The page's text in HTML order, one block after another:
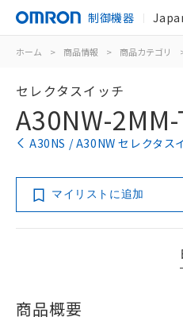
制御機器
ホーム > 商品情報 > 商品カテゴリ
セレクタスイッチ
A30NW-
A30NS / A30NW セレクタス
マイリストに追加
商品概要